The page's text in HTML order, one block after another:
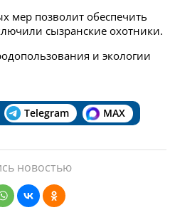
мер позволит обеспечить
сызранские охотники.
и экологии
Telegram MAX
новостью